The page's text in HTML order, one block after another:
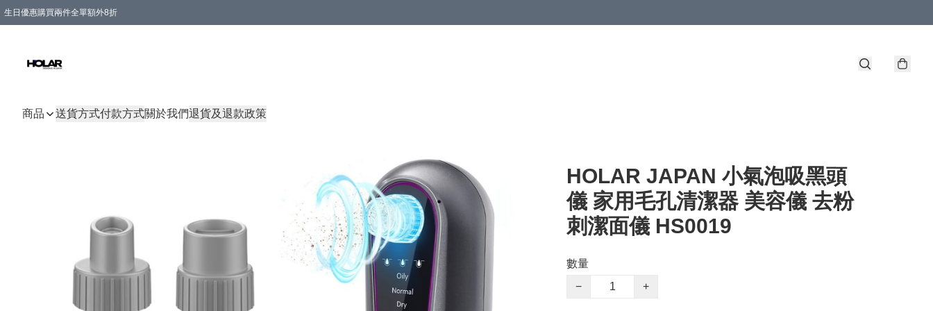
生日優惠購買兩件全單額外8折
商品 送貨方式付款方式關於我們退貨及退款政策
HOLAR JAPAN 小氣泡吸黑頭
儀 家用毛孔清潔器 美容儀 去粉
刺潔面儀 HS0019
數量
−
+